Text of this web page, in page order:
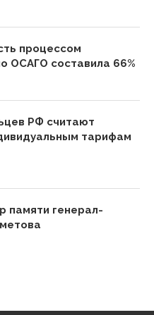
процессом
ОСАГО составила 66%
РФ считают
тарифам
памяти генерал-